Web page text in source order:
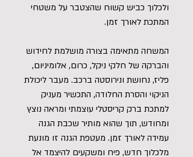
ולכלוך כביש קשוח שהצטבר על משטחי
המתכת לאורך זמן.
המשחה מתאימה בצורה מושלמת לחידוש
והברקה של חלקי ניקל, כרום, אלומיניום,
פליז, נחושת ונירוסטה ברכב. מעבר ליכולת
הניקוי והסרת החלודה, התכשיר מעניק
למתכת ברק קריסטלי עוצמתי ומראה נוצץ
ומחודש, תוך שהוא מותיר שכבת הגנה
עמידה לאורך זמן. מעטפת הגנה זו מונעת
מלכלוך חדש, פיח ומשקעים להיצמד אל